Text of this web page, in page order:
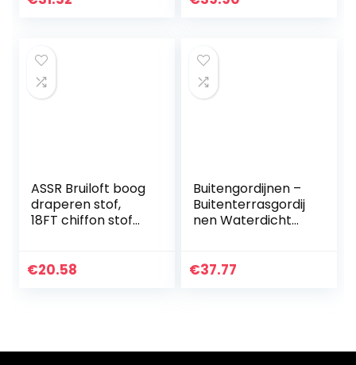
ASSR Bruiloft boog
draperen stof,
18FT chiffon stof
venster pure voile
€20.58
Buitengordijnen –
Buitenterrasgordij
nen Waterdicht
Thermische
€37.77